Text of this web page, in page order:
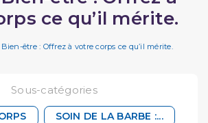
ce qu’il mérite.
être : Offrez à votre corps ce qu’il mérite.
Sous-catégories
SOIN DE LA BARBE :...